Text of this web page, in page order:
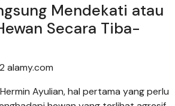
Mendekati atau
Secara Tiba-
alamy.com
Ayulian, hal pertama yang perlu